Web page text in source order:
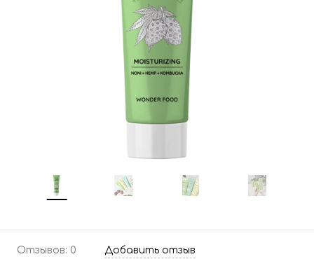
Отзывов: 0 Добавить отзыв